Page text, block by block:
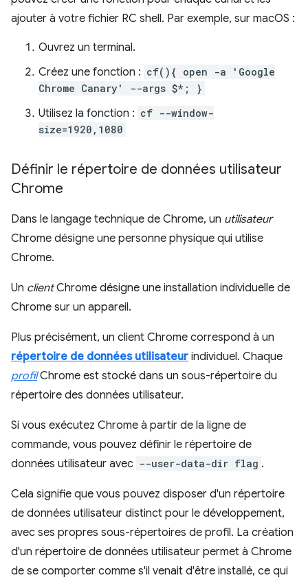
ajouter à votre fichier RC shell. Par exemple, sur macOS :
Ouvrez un terminal.
Créez une fonction : cf(){ open -a 'Google
Chrome Canary' --args $*; }
Utilisez la fonction : cf --window-
size=1920,1080
Définir le répertoire de données utilisateur
Chrome
Dans le langage technique de Chrome, un utilisateur
Chrome désigne une personne physique qui utilise
Chrome.
Un clientChrome désigne une installation individuelle de
Chrome sur un appareil.
Plus précisément, un client Chrome correspond à un
répertoire de données utilisateur individuel. Chaque
profilChrome est stocké dans un sous-répertoire du
répertoire des données utilisateur.
Si vous exécutez Chrome à partir de la ligne de
commande, vous pouvez définir le répertoire de
données utilisateur avec --user-data-dir flag .
Cela signifie que vous pouvez disposer d'un répertoire
de données utilisateur distinct pour le développement,
avec ses propres sous-répertoires de profil. La création
d'un répertoire de données utilisateur permet à Chrome
de se comporter comme s'il venait d'être installé, ce qui